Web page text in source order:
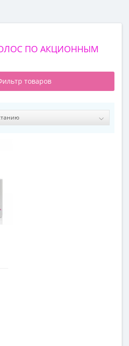
ПО АКЦИОННЫМ
товаров